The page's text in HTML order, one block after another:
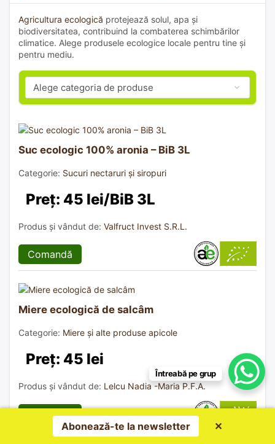
Agricultura ecologică protejează solul, apa și
biodiversitatea, contribuind la combaterea schimbărilor
climatice. Alege produsele ecologice locale pentru tine și
pentru mediu.
Suc ecologic 100% aronia – BiB 3L
Categorie: Sucuri nectaruri și siropuri
Preț: 45 lei/BiB 3L
Produs și vândut de: Valfruct Invest S.R.L.
Comandă
Miere ecologică de salcâm
Categorie: Miere și alte produse apicole
Preț: 45 lei
Produs și vândut de: Lelcu Nadia -Maria P.F.A.
Comandă
Abonează-te la newsletter
✕
Întreabă pe grup